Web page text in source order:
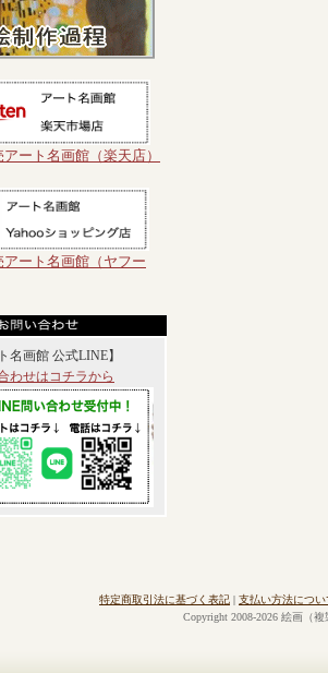
ート名画館（楽天店）
アート名画館（ヤフー
名画館 公式LINE】
わせはコチラから
特定商取引法に基づく表記 | 支払い方法につい
Copyright 2008-2026 絵画（